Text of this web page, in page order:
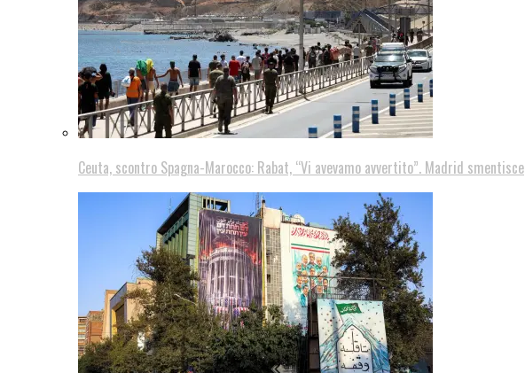
Ceuta, scontro Spagna-Marocco: Rabat, “Vi avevamo avvertito”. Madrid smentisce